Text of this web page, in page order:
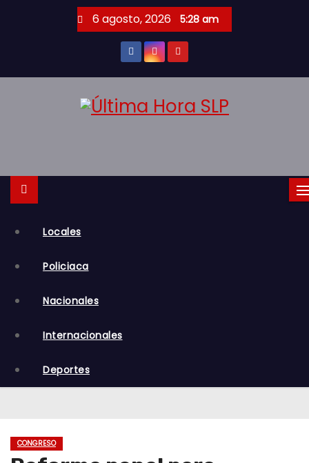
6 agosto, 2026 5:28 am
Locales
Policiaca
Nacionales
Internacionales
Deportes
CONGRESO